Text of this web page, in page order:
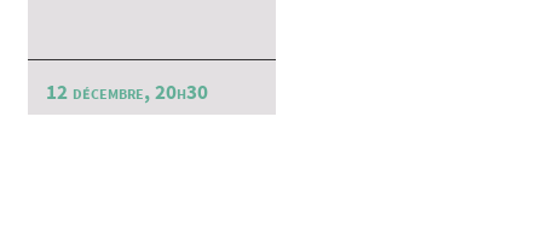
12 décembre, 20h30